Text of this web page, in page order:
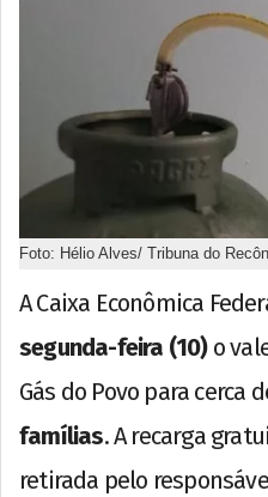
Foto: Hélio Alves/ Tribuna do
A Caixa Econômica
segunda-feira (10)o
Gás do Povo para cerca
famílias. A recarga
retirada pelo